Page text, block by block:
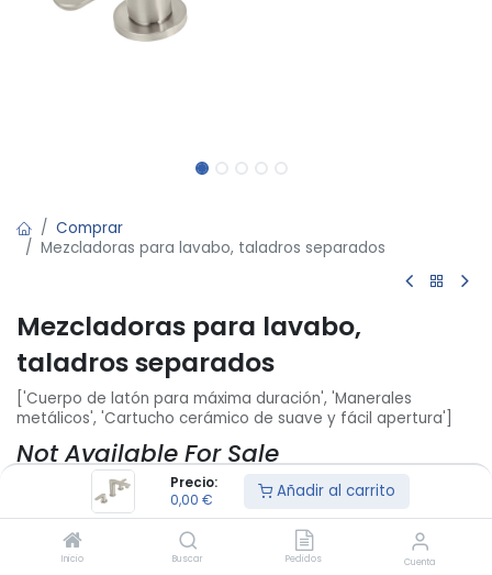
Precio:
0,00 € Añadir al carrito
Inicio Buscar Pedidos Cuenta
Comprar
Mezcladoras para lavabo, taladros separados
Mezcladoras para lavabo,
taladros separados
['Cuerpo de latón para máxima duración', 'Manerales
metálicos', 'Cartucho cerámico de suave y fácil apertura']
Not Available For Sale
[45177]Mezcladoras para lavabo, taladros separados
(Acabado Satinado)
[45188][FER01559] Mezcladoras para lavabo, taladros